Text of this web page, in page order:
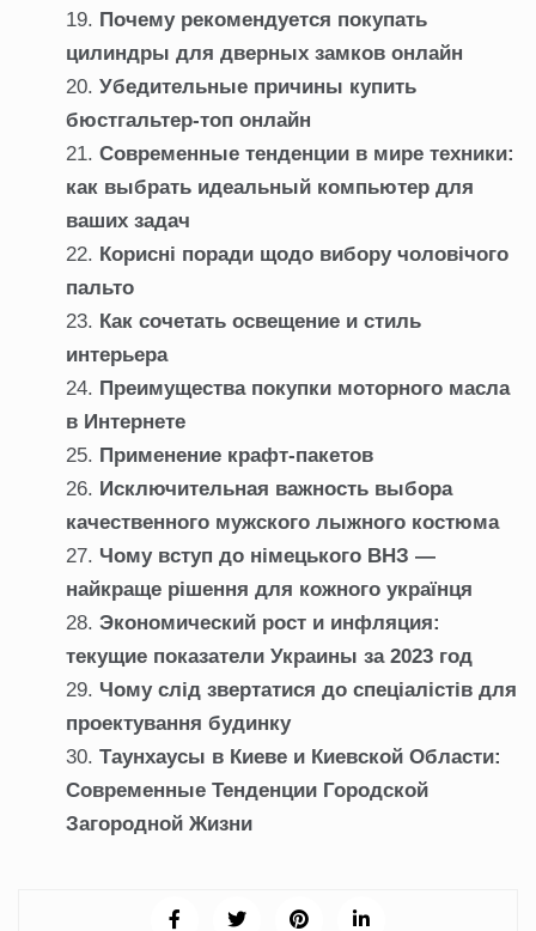
Почему рекомендуется покупать
цилиндры для дверных замков онлайн
Убедительные причины купить
бюстгальтер-топ онлайн
Современные тенденции в мире техники:
как выбрать идеальный компьютер для
ваших задач
Корисні поради щодо вибору чоловічого
пальто
Как сочетать освещение и стиль
интерьера
Преимущества покупки моторного масла
в Интернете
Применение крафт-пакетов
Исключительная важность выбора
качественного мужского лыжного костюма
Чому вступ до німецького ВНЗ —
найкраще рішення для кожного українця
Экономический рост и инфляция:
текущие показатели Украины за 2023 год
Чому слід звертатися до спеціалістів для
проектування будинку
Таунхаусы в Киеве и Киевской Области:
Современные Тенденции Городской
Загородной Жизни